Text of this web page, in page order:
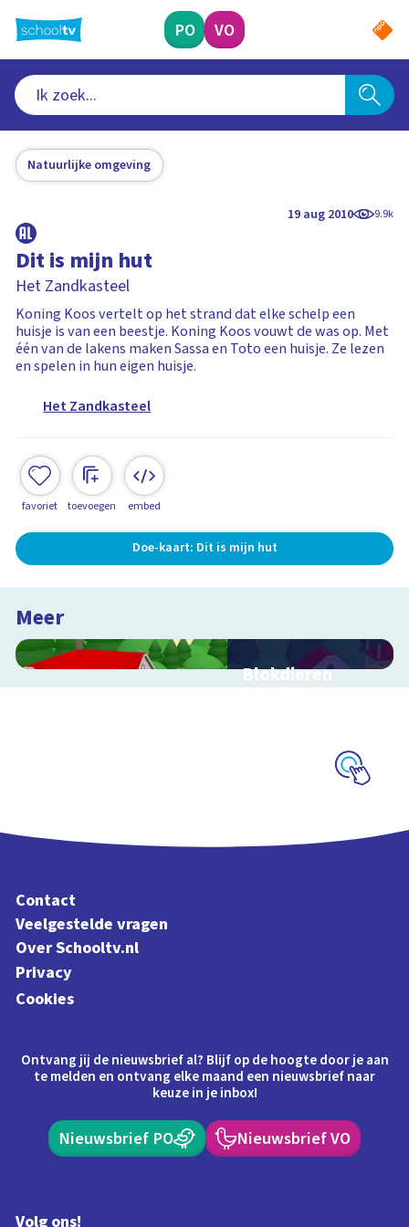
naar
hoofdinhoud
PO VO
Natuurlijke omgeving
19 aug 2010 9.9k
Dit is mijn hut
Het Zandkasteel
Koning Koos vertelt op het strand dat elke schelp een
huisje is van een beestje. Koning Koos vouwt de was op. Met
één van de lakens maken Sassa en Toto een huisje. Ze lezen
en spelen in hun eigen huisje.
Het Zandkasteel
favoriet toevoegen embed
Doe-kaart: Dit is mijn hut
Meer
Blokdieren
Interactieve
Contact
Veelgestelde vragen
Over Schooltv.nl
Privacy
Cookies
Ontvang jij de nieuwsbrief al? Blijf op de hoogte door je aan
te melden en ontvang elke maand een nieuwsbrief naar
keuze in je inbox!
Nieuwsbrief PO Nieuwsbrief VO
Volg ons!